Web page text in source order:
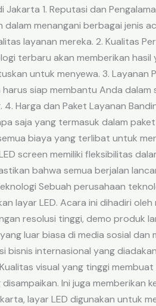
Jakarta 1. Reputasi dan
menangani berbagai jenis
layanan mereka. 2. Kualitas
terbaru akan memberikan
untuk menyewa. 3. Layanan
siap membantu Anda
Harga dan Paket Layanan
saja yang termasuk dalam
biaya yang terlibat untuk
screen memiliki fleksibilitas
bahwa semua berjalan
Sebuah perusahaan
layar LED. Acara ini dihadiri
resolusi tinggi, demo produk
luar biasa di media sosial
bisnis internasional yang
visual yang tinggi
Ini juga
layar LED digunakan untuk